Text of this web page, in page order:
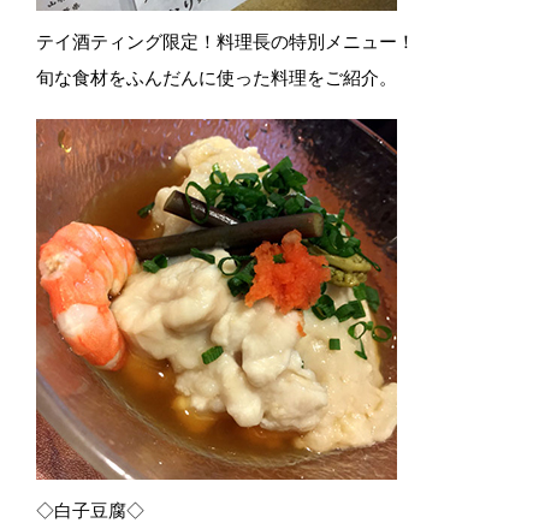
テイ酒ティング限定！料理長の特別メニュー！
旬な食材をふんだんに使った料理をご紹介。
◇白子豆腐◇